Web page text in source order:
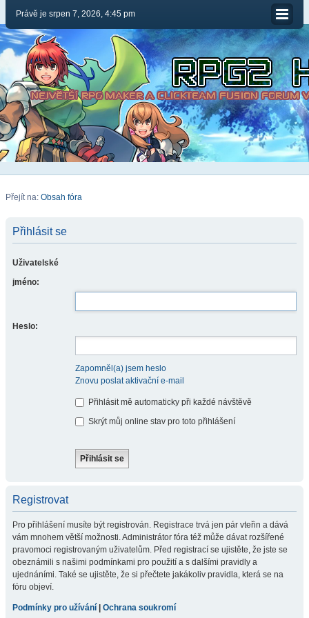
Právě je srpen 7, 2026, 4:45 pm
Přejít na: Obsah fóra
Přihlásit se
Uživatelské
jméno:
Heslo:
Zapomněl(a) jsem heslo
Znovu poslat aktivační e-mail
Přihlásit mě automaticky při každé návštěvě
Skrýt můj online stav pro toto přihlášení
Registrovat
Pro přihlášení musíte být registrován. Registrace trvá jen pár vteřin a dává
vám mnohem větší možnosti. Administrátor fóra též může dávat rozšířené
pravomoci registrovaným uživatelům. Před registrací se ujistěte, že jste se
obeznámili s našimi podmínkami pro použití a s dalšími pravidly a
ujednáními. Také se ujistěte, že si přečtete jakákoliv pravidla, která se na
fóru objeví.
Podmínky pro užívání Ochrana soukromí